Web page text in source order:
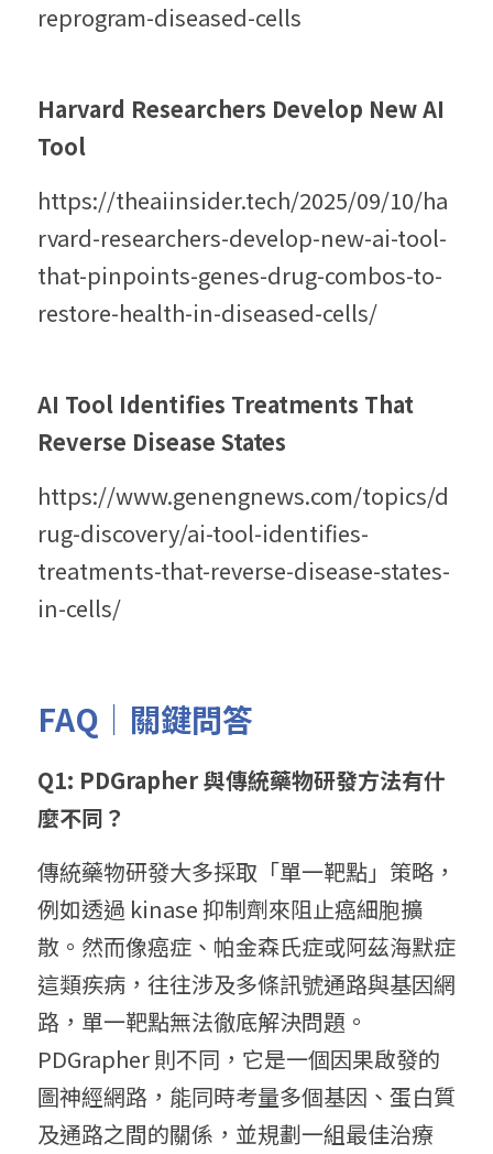
reprogram-diseased-cells
Harvard Researchers Develop New AI
Tool
https://theaiinsider.tech/2025/09/10/ha
rvard-researchers-develop-new-ai-tool-
that-pinpoints-genes-drug-combos-to-
restore-health-in-diseased-cells/
AI Tool Identifies Treatments That
Reverse Disease States
https://www.genengnews.com/topics/d
rug-discovery/ai-tool-identifies-
treatments-that-reverse-disease-states-
in-cells/
FAQ｜關鍵問答
Q1: PDGrapher 與傳統藥物研發方法有什
麼不同？
傳統藥物研發大多採取「單一靶點」策略，
例如透過 kinase 抑制劑來阻止癌細胞擴
散。然而像癌症、帕金森氏症或阿茲海默症
這類疾病，往往涉及多條訊號通路與基因網
路，單一靶點無法徹底解決問題。
PDGrapher 則不同，它是一個因果啟發的
圖神經網路，能同時考量多個基因、蛋白質
及通路之間的關係，並規劃一組最佳治療